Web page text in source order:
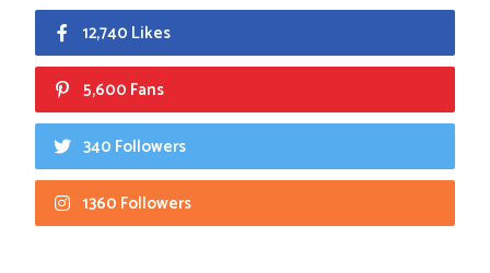
12,740 Likes
5,600 Fans
340 Followers
1360 Followers